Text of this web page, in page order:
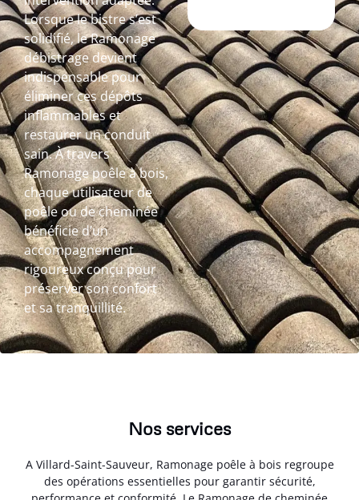
Lorsque le bistre s’est
solidifié, le Ramonage
débistrage devient
indispensable pour
éliminer ces dépôts
inflammables et
restaurer un conduit
sain. À travers
Ramonage poêle à bois,
chaque utilisateur de
poêle ou de cheminée
bénéficie d’un
accompagnement
rigoureux conçu pour
préserver son confort
et sa tranquillité.
Nos services
A Villard-Saint-Sauveur, Ramonage poêle à bois regroupe
des opérations essentielles pour garantir sécurité,